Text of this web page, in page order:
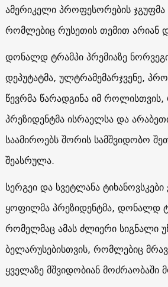
ამერიკელი პროფესორების ჯგუფმა
რომლებიც რუსეთის თემით არიან
დონალდ ტრამპი პრემიაზე
დეპუტატმა, ულტრამემარჯვენე,
წევრმა წარადგინა იმ
პრეზიდენტმა ისრაელსა და
საამიროებს შორის სამშვიდობო
შეასრულა.
სერგეი და სვეტლანა
ყოფილმა პრეზიდენტმა, დონალდ
რომელმაც ამას ძლიერი სიგნალი
ბელარუსებისთვის, რომლებიც
ყველაზე მშვიდობიან მოძრაობაში